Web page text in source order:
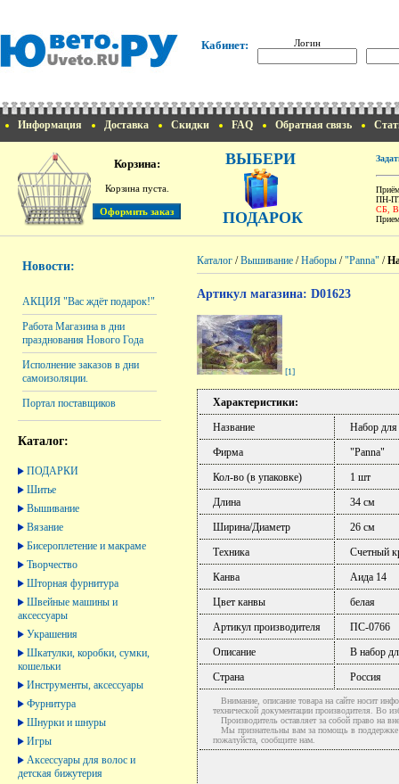
Кабинет: Логин
Информация Доставка Скидки FAQ Обратная связь
Корзина:
Корзина пуста.
ВЫБЕРИ
ПОДАРОК
ПН-
СБ,
Новости:
АКЦИЯ "Вас ждёт подарок!"
Работа Магазина в дни
празднования Нового Года
Исполнение заказов в дни
самоизоляции.
Портал поставщиков
Каталог:
ПОДАРКИ
Шитье
Вышивание
Вязание
Бисероплетение и макраме
Творчество
Шторная фурнитура
Швейные машины и
аксессуары
Украшения
Шкатулки, коробки, сумки,
кошельки
Инструменты, аксессуары
Фурнитура
Шнурки и шнуры
Игры
Аксессуары для волос и
детская бижутерия
Каталог /Вышивание /Наборы /"Panna" /
Артикул магазина: D01623
[1]
Характеристики:
Название
Набор
Фирма
"Panna"
Кол-во (в упаковке)
1 шт
Длина
34 см
Ширина/Диаметр
26 см
Техника
Счетный
Канва
Аида 14
Цвет канвы
белая
Артикул производителя
ПС-0766
Описание
В набор
Страна
Россия
Внимание, описание товара на сайте носит
технической документации производителя. Во
Производитель оставляет за собой право на
Мы признательны вам за помощь в поддержке
пожалуйста, сообщите нам.